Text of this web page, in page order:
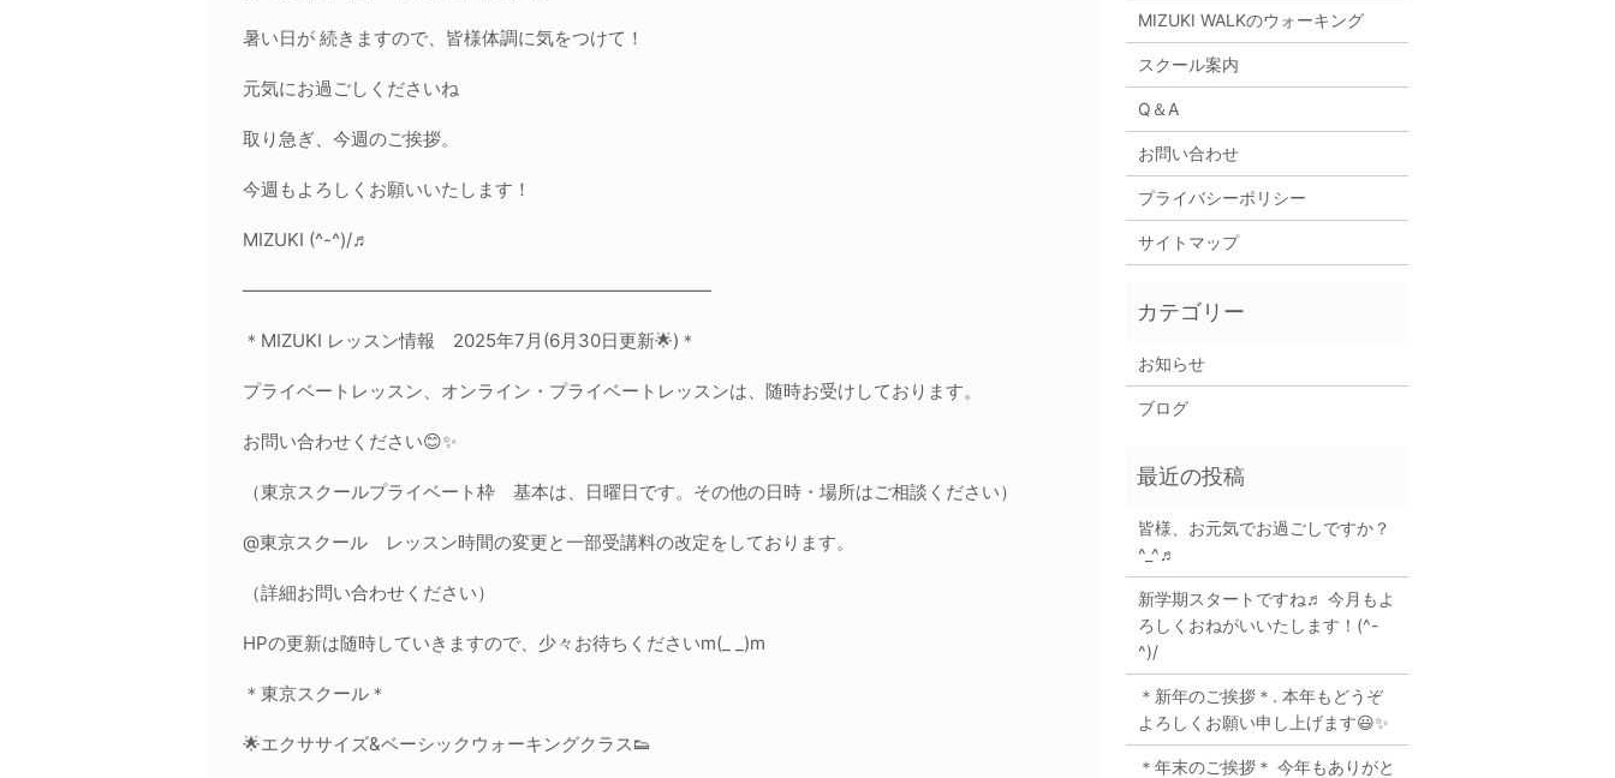
暑い日が 続きますので、皆様体調に気をつけて！
元気にお過ごしくださいね
取り急ぎ、今週のご挨拶。
今週もよろしくお願いいたします！
MIZUKI (^-^)/♬
——————————————————————————
＊ MIZUKI レッスン情報 2025年7 月(6月 30日更新🌟)＊
プライベートレッスン、オンライン・プライベートレッスンは、随時お受けしております。
お問い合わせください😊✨
（東京スクールプライベート枠 基本は、日曜日です。その他の日時・場所はご相談ください）
@東京スクール レッスン時間の変更と一部受講料の改定をしております。
（詳細お問い合わせください）
HPの更新は随時していきますので、少々お待ちくださいm(_ _ )m
＊東京スクール＊
🌟エクササイズ&ベーシックウォーキングクラス👟
MIZUKI WALKのウォーキング
スクール案内
Q＆A
お問い合わせ
プライバシーポリシー
サイトマップ
お知らせ
ブログ
皆様、お元気でお過ごしですか？
^_^♬
新学期スタートですね♬ 今月もよ
ろしくおねがいいたします！(^-
^)/
＊新年のご挨拶＊. 本年もどうぞ
よろしくお願い申し上げます😃✨
＊年末のご挨拶＊ 今年もありがと